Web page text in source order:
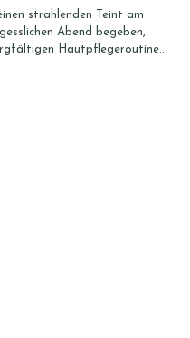
strahlenden Teint am
Abend begeben,
Hautpflegeroutine...